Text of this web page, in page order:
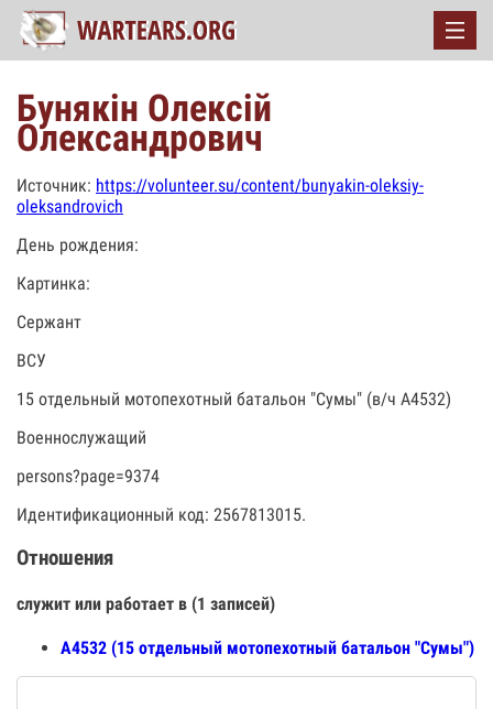
Бунякін Олексій
Олександрович
Источник: https://volunteer.su/content/bunyakin-oleksiy-
oleksandrovich
День рождения:
Картинка:
Сержант
ВСУ
15 отдельный мотопехотный батальон "Сумы" (в/ч А4532)
Военнослужащий
persons?page=9374
Идентификационный код: 2567813015.
Отношения
служит или работает в (1 записей)
А4532 (15 отдельный мотопехотный батальон "Сумы")